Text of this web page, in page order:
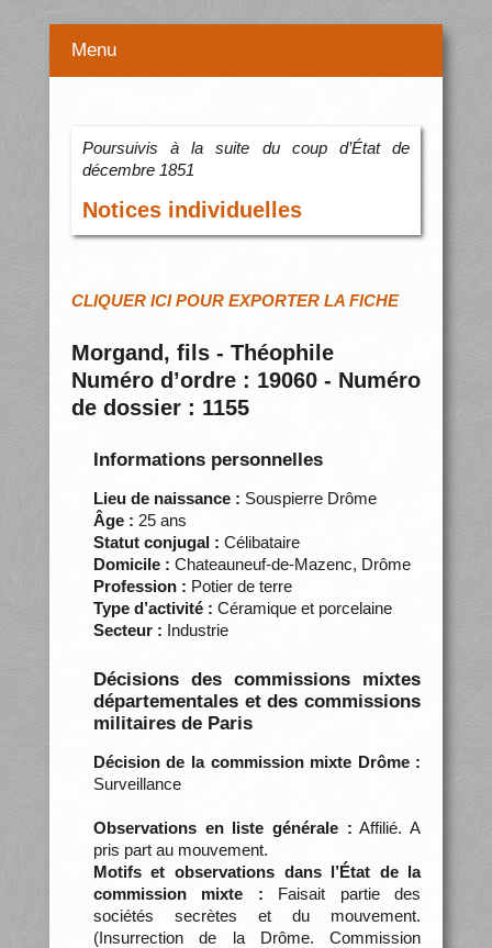
Menu
Poursuivis à la suite du coup d’État de
décembre 1851
Notices individuelles
CLIQUER ICI POUR EXPORTER LA FICHE
Morgand, fils - Théophile
Numéro d’ordre : 19060 - Numéro
de dossier : 1155
Informations personnelles
Lieu de naissance : Souspierre Drôme
Âge : 25 ans
Statut conjugal : Célibataire
Domicile : Chateauneuf-de-Mazenc, Drôme
Profession : Potier de terre
Type d’activité : Céramique et porcelaine
Secteur : Industrie
Décisions des commissions mixtes
départementales et des commissions
militaires de Paris
Décision de la commission mixte Drôme :
Surveillance
Observations en liste générale : Affilié. A
pris part au mouvement.
Motifs et observations dans l’État de la
commission mixte : Faisait partie des
sociétés secrètes et du mouvement.
(Insurrection de la Drôme. Commission